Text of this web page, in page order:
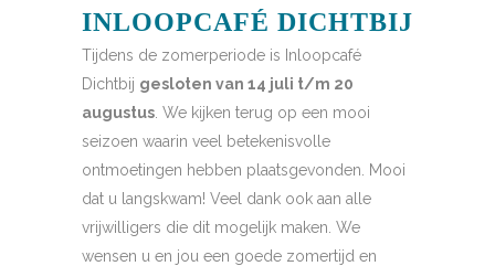
INLOOPCAFÉ DICHTBIJ
Tijdens de zomerperiode is Inloopcafé
Dichtbij gesloten van 14 juli t/m 20
augustus . We kijken terug op een mooi
seizoen waarin veel betekenisvolle
ontmoetingen hebben plaatsgevonden. Mooi
dat u langskwam! Veel dank ook aan alle
vrijwilligers die dit mogelijk maken. We
wensen u en jou een goede zomertijd en